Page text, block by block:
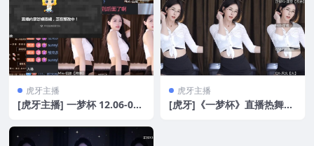
虎牙主播
[虎牙主播] 一梦杯 12.06-07
虎牙主播
[虎牙]《一梦杯》直播热舞比